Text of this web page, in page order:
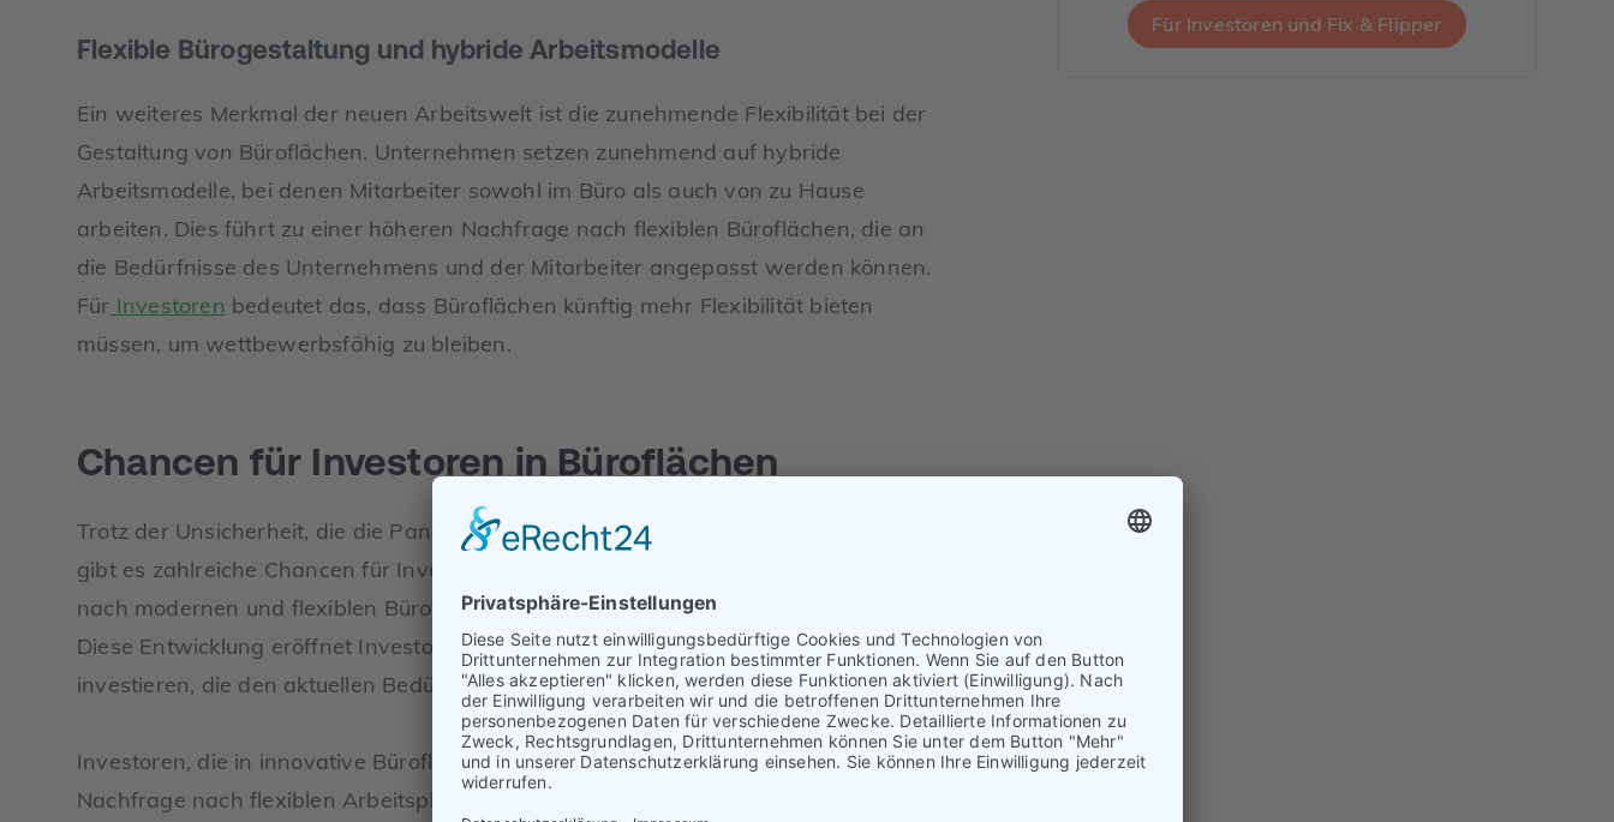
Flexible Bürogestaltung und hybride Arbeitsmodelle
Ein weiteres Merkmal der neuen Arbeitswelt ist die zunehmende Flexibilität bei der
Gestaltung von Büroflächen. Unternehmen setzen zunehmend auf hybride
Arbeitsmodelle, bei denen Mitarbeiter sowohl im Büro als auch von zu Hause
arbeiten. Dies führt zu einer höheren Nachfrage nach flexiblen Büroflächen, die an
die Bedürfnisse des Unternehmens und der Mitarbeiter angepasst werden können.
Für Investoren bedeutet das, dass Büroflächen künftig mehr Flexibilität bieten
müssen, um wettbewerbsfähig zu bleiben.
Chancen für Investoren in Büroflächen
Trotz der Unsicherheit, die die Pandemie in den Büroimmobilienmarkt gebracht hat,
gibt es zahlreiche Chancen für Investoren. Einige Unternehmen sind auf der Suche
nach modernen und flexiblen Büroflächen, die neue Arbeitskonzepte unterstützen.
Diese Entwicklung eröffnet Investoren die Möglichkeit, in Büroimmobilien zu
investieren, die den aktuellen Bedürfnissen der Arbeitswelt entsprechen.
Investoren, die in innovative Büroflächen investieren, können von der erhöhten
Nachfrage nach flexiblen Arbeitsplätzen profitieren. Darüber hinaus gibt es in
Für Investoren und Fix & Flipper